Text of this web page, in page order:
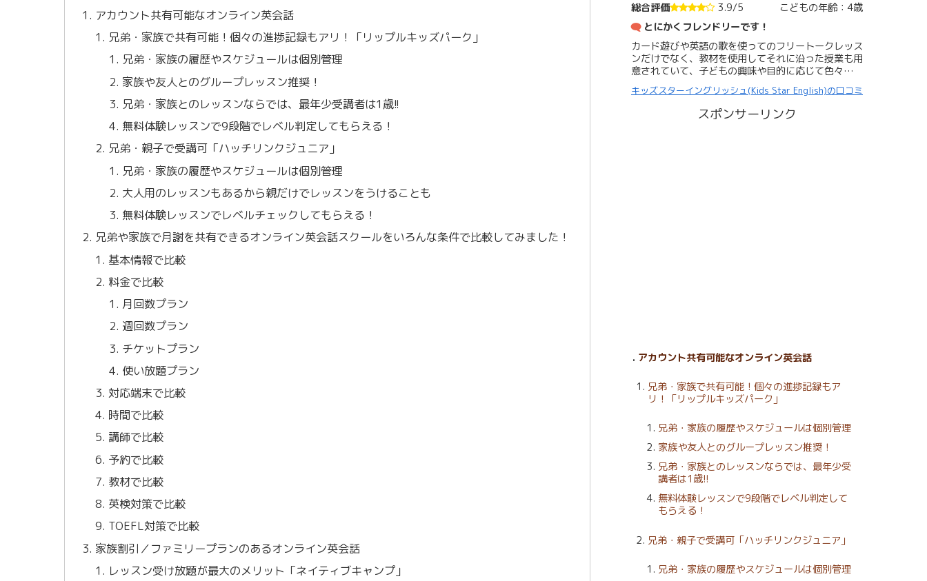
アカウント共有可能なオンライン英会話
兄弟・家族で共有可能！個々の進捗記録もアリ！「リップルキッズパーク」
兄弟・家族の履歴やスケジュールは個別管理
家族や友人とのグループレッスン推奨！
兄弟・家族とのレッスンならでは、最年少受講者は1歳!!
無料体験レッスンで9段階でレベル判定してもらえる！
兄弟・親子で受講可「ハッチリンクジュニア」
兄弟・家族の履歴やスケジュールは個別管理
大人用のレッスンもあるから親だけでレッスンをうけることも
無料体験レッスンでレベルチェックしてもらえる！
兄弟や家族で月謝を共有できるオンライン英会話スクールをいろんな条件で比較してみました！
基本情報で比較
料金で比較
月回数プラン
週回数プラン
チケットプラン
使い放題プラン
対応端末で比較
時間で比較
講師で比較
予約で比較
教材で比較
英検対策で比較
TOEFL対策で比較
家族割引／ファミリープランのあるオンライン英会話
レッスン受け放題が最大のメリット「ネイティブキャンプ」
こどもの年齢：4歳
総合評価
3.9/5
とにかくフレンドリーです！
カード遊びや英語の歌を使ってのフリートークレッス
ンだけでなく、教材を使用してそれに沿った授業も用
意されていて、子どもの興味や目的に応じて色々…
キッズスターイングリッシュ(Kids Star English)の口コミ
スポンサーリンク
アカウント共有可能なオンライン英会話
兄弟・家族で共有可能！個々の進捗記録もア
リ！「リップルキッズパーク」
兄弟・家族の履歴やスケジュールは個別管理
家族や友人とのグループレッスン推奨！
兄弟・家族とのレッスンならでは、最年少受
講者は1歳!!
無料体験レッスンで9段階でレベル判定して
もらえる！
兄弟・親子で受講可「ハッチリンクジュニア」
兄弟・家族の履歴やスケジュールは個別管理